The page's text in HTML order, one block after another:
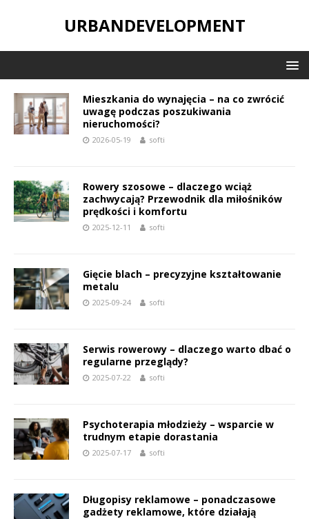
URBANDEVELOPMENT
Mieszkania do wynajęcia – na co zwrócić
uwagę podczas poszukiwania
nieruchomości?
2026-05-19 softi
Rowery szosowe – dlaczego wciąż
zachwycają? Przewodnik dla miłośników
prędkości i komfortu
2025-12-11 softi
Gięcie blach – precyzyjne kształtowanie
metalu
2025-09-24 softi
Serwis rowerowy – dlaczego warto dbać o
regularne przeglądy?
2025-07-22 softi
Psychoterapia młodzieży – wsparcie w
trudnym etapie dorastania
2025-07-17 softi
Długopisy reklamowe – ponadczasowe
gadżety reklamowe, które działają